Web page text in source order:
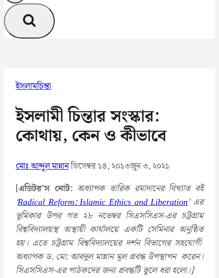
ইসলামচিন্তা
ইসলামী চিন্তার সংস্কার:
কোথায়, কেন ও কীভাবে
মোঃ আব্দুল মান্নানডিসেম্বর ১৪, ২০১৩জুন ৩, ২০২১
[এডিটর’স নোট: অধ্যাপক তারিক রমাদানের বিখ্যাত বই
‘Radical Reform: Islamic Ethics and Liberation’ এর
ভূমিকার উপর গত ২৮ নভেম্বর সিএসসিএস-এর চট্টগ্রাম
বিশ্ববিদ্যালয়স্থ অস্থায়ী কার্যালয়ে একটি সেমিনার অনুষ্ঠিত
হয়। এতে চট্টগ্রাম বিশ্ববিদ্যালয়ের দর্শন বিভাগের সহযোগী
অধ্যাপক ড. মো: আবদুল মান্নান মূল প্রবন্ধ উপস্থাপন করেন।
সিএসসিএস-এর পাঠকদের জন্য প্রবন্ধটি তুলে ধরা হলো।]